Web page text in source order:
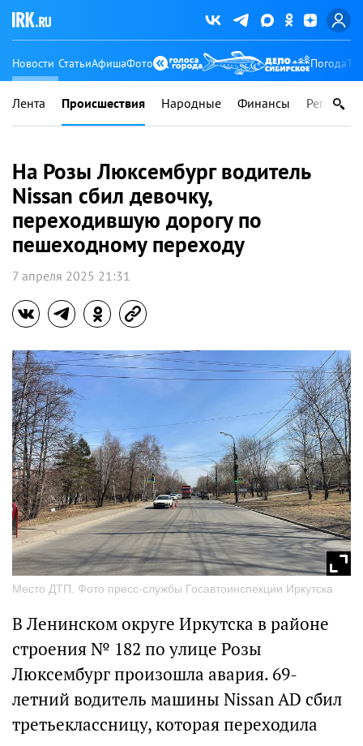
Новости СтатьиАфишаФото Погода
Лента Происшествия Народные Финансы Регионы
На Розы Люксембург водитель
Nissan сбил девочку,
переходившую дорогу по
пешеходному переходу
7 апреля 2025 21:31
Место ДТП. Фото пресс-службы Госавтоинспекции Иркутска
В Ленинском округе Иркутска в районе
строения № 182 по улице Розы
Люксембург произошла авария. 69-
летний водитель машины Nissan AD сбил
третьеклассницу, которая переходила